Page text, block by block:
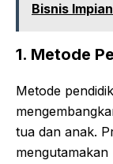
Bisnis
1. Metode
Metode
tua dan anak.